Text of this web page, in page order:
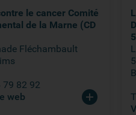
le cancer Comité
de la Marne (CD
Fléchambault
79 82 92
web